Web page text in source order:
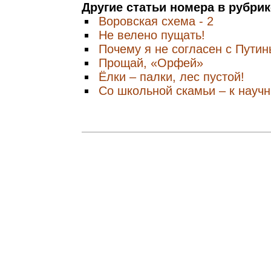
Другие статьи номера в
Воровская схема - 2
Не велено пущать!
Почему я не согласен с
Прощай, «Орфей»
Ёлки – палки, лес пустой!
Со школьной скамьи – к